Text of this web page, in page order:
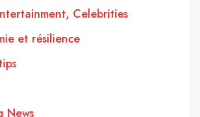
Celebrities
et résilience
News